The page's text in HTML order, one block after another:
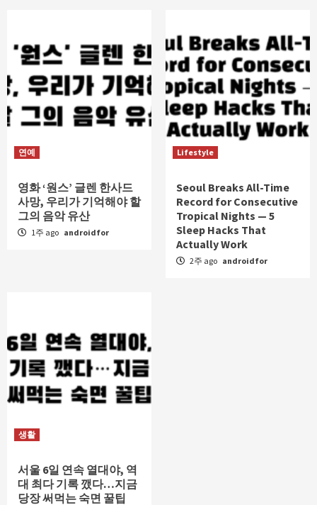
연예
영화 ‘원스’ 글렌 한사드
사망, 우리가 기억해야 할
그의 음악 유산
1주 ago androidfor
Lifestyle
Seoul Breaks All-Time
Record for Consecutive
Tropical Nights — 5
Sleep Hacks That
Actually Work
2주 ago androidfor
생활
서울 6일 연속 열대야, 역
대 최다 기록 깼다…지금
당장 써먹는 숙면 꿀팁